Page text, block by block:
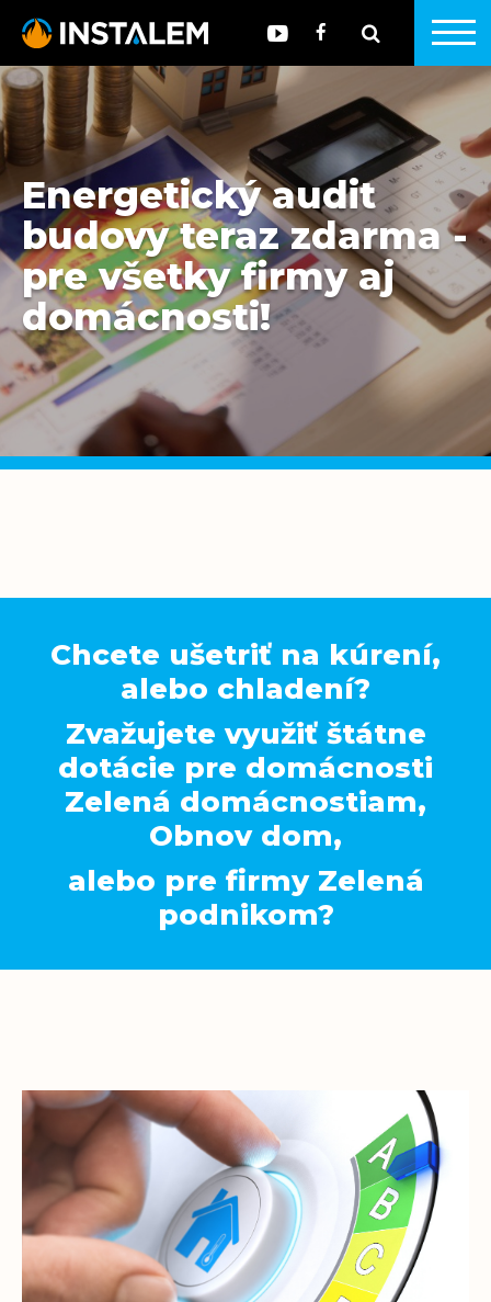
Energetický audit
budovy teraz zdarma -
pre všetky firmy aj
domácnosti!
Chcete ušetriť na kúrení,
alebo chladení?
Zvažujete využiť štátne
dotácie pre domácnosti
Zelená domácnostiam,
Obnov dom,
alebo pre firmy Zelená
podnikom?